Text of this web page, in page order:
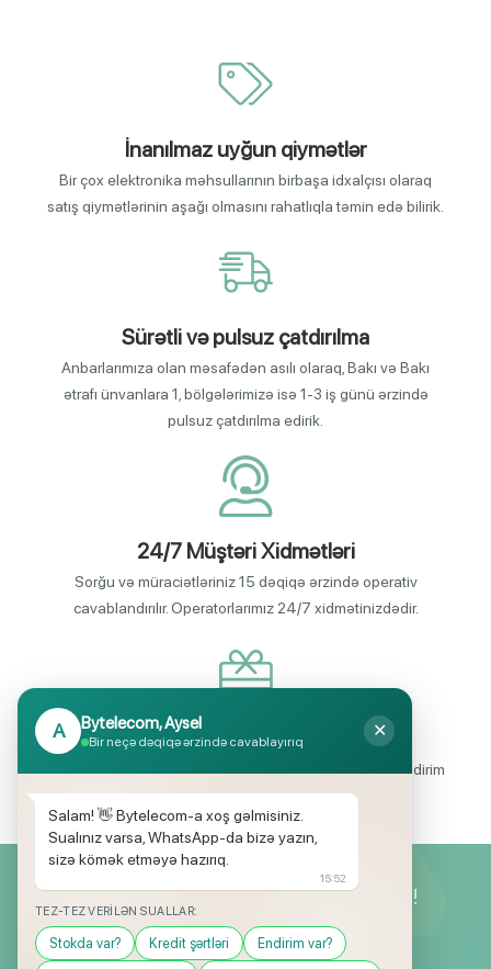
İnanılmaz uyğun qiymətlər
Bir çox elektronika məhsullarının birbaşa idxalçısı olaraq
satış qiymətlərinin aşağı olmasını rahatlıqla təmin edə bilirik.
Sürətli və pulsuz çatdırılma
Anbarlarımıza olan məsafədən asılı olaraq, Bakı və Bakı
ətrafı ünvanlara 1, bölgələrimizə isə 1-3 iş günü ərzində
pulsuz çatdırılma edirik.
24/7 Müştəri Xidmətləri
Sorğu və müraciətləriniz 15 dəqiqə ərzində operativ
cavablandırılır. Operatorlarımız 24/7 xidmətinizdədir.
Endirimli məhsul seçimi
Mağazalarımızda mütəmadi olaraq, yüksək məbləğli endirim
və hədiyyə kampaniyaları keçirilir.
Yeniliklərimizdən ilk siz xəbərdar olun!
A Bytelecom, Aysel
Bir neçə dəqiqə ərzində cavablayırıq
✕
Salam! 👋 Bytelecom-a xoş gəlmisiniz.
Sualınız varsa, WhatsApp-da bizə yazın,
sizə kömək etməyə hazırıq.
15:52
TEZ-TEZ VERILƏN SUALLAR:
Stokda var? Kredit şərtləri Endirim var?